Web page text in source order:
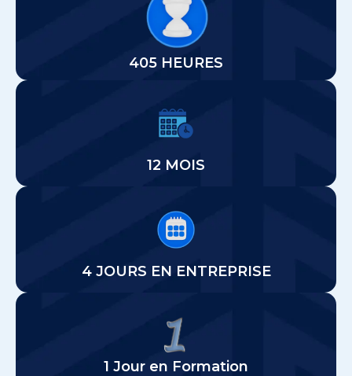
405 HEURES
:12 mois (405h de formation)
12 MOIS
Rythme de l’alternance
: 4 jours en entreprise, 1
jour en formation
4 JOURS EN ENTREPRISE
Pour qui ?
: Tout public
Modalité de la formation:
1 Jour en Formation
Code RNCP
:RNCP35634